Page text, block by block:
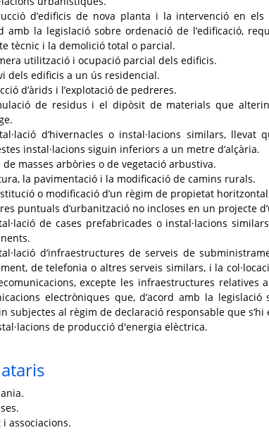
d’edificis de nova planta i la intervenció en
amb la legislació sobre ordenació de l’edificació,
tècnic i la demolició total o parcial.
utilització i ocupació parcial dels edificis.
dels edificis a un ús residencial.
d’àrids i l’explotació de pedreres.
de residus i el dipòsit de materials que
d’hivernacles o instal·lacions similars, llevat
instal·lacions siguin inferiors a un metre d’alçària.
de masses arbòries o de vegetació arbustiva.
la pavimentació i la modificació de camins rurals.
o modificació d’un règim de propietat
puntuals d’urbanització no incloses en un projecte
de cases prefabricades o instal·lacions
d’infraestructures de serveis de
de telefonia o altres serveis similars, i la
excepte les infraestructures relatives
electròniques que, d’acord amb la legislació
subjectes al règim de declaració responsable que s’hi
de producció d'energia elèctrica.
i associacions.